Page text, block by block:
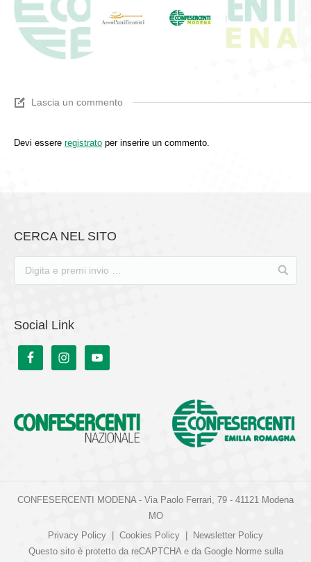
Lascia un commento
Devi essere registrato per inserire un commento.
CERCA NEL SITO
Social Link
CONFESERCENTI MODENA - Via Paolo Ferrari, 79 - 41121 Modena
MO
Privacy Policy | Cookies Policy | Newsletter Policy
Questo sito è protetto da reCAPTCHA e da Google Norme sulla